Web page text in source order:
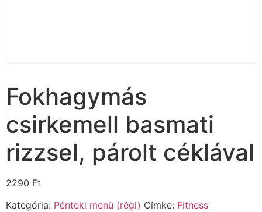
Fokhagymás
csirkemell basmati
rizzsel, párolt céklával
2290 Ft
Kategória: Pénteki menü (régi) Címke: Fitness